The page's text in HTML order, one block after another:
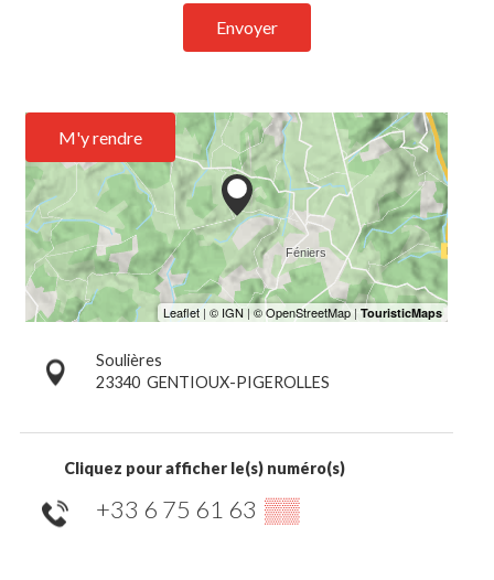
Envoyer
M'y rendre
Soulières
23340 GENTIOUX-PIGEROLLES
Cliquez pour afficher le(s) numéro(s)
+33 6 75 61 63 ▒▒